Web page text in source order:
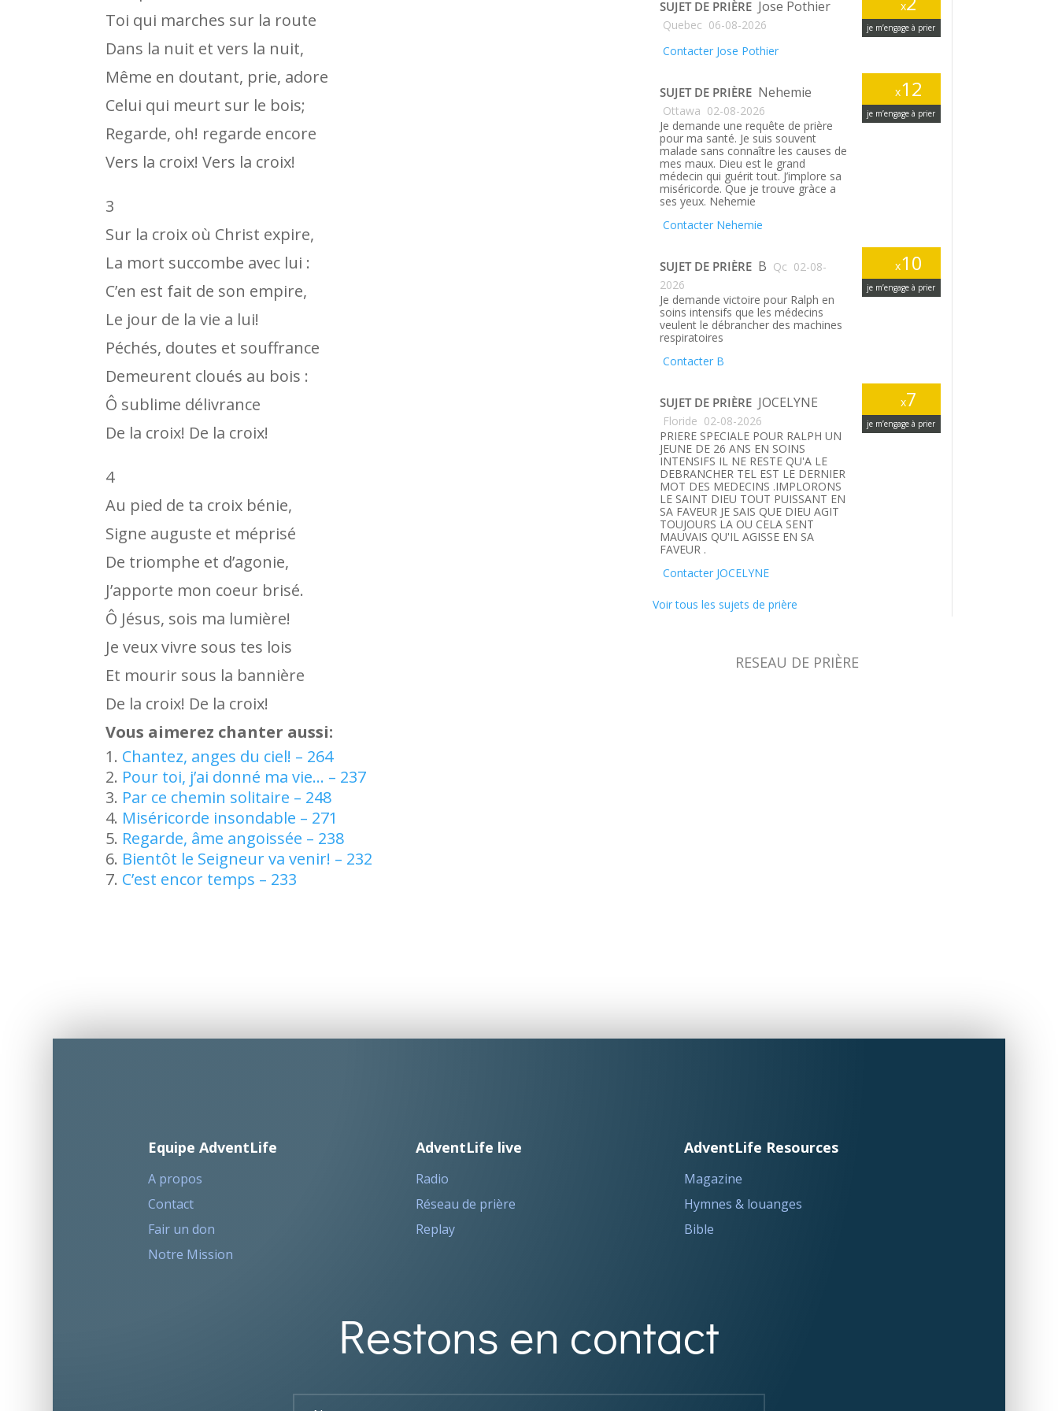
Toi qui marches sur la route
Dans la nuit et vers la nuit,
Même en doutant, prie, adore
Celui qui meurt sur le bois;
Regarde, oh! regarde encore
Vers la croix! Vers la croix!
3
Sur la croix où Christ expire,
La mort succombe avec lui :
C’en est fait de son empire,
Le jour de la vie a lui!
Péchés, doutes et souffrance
Demeurent cloués au bois :
Ô sublime délivrance
De la croix! De la croix!
4
Au pied de ta croix bénie,
Signe auguste et méprisé
De triomphe et d’agonie,
J’apporte mon coeur brisé.
Ô Jésus, sois ma lumière!
Je veux vivre sous tes lois
Et mourir sous la bannière
De la croix! De la croix!
Vous aimerez chanter aussi:
Chantez, anges du ciel! – 264
Pour toi, j’ai donné ma vie… – 237
Par ce chemin solitaire – 248
Miséricorde insondable – 271
Regarde, âme angoissée – 238
Bientôt le Seigneur va venir! – 232
C’est encor temps – 233
x
je m’engage à prier
SUJET DE PRIÈRE Jose Pothier
Quebec 06-08-2026
Contacter Jose Pothier
x12
je m’engage à prier
SUJET DE PRIÈRE Nehemie
Ottawa 02-08-2026
Je demande une requête de prière
pour ma santé. Je suis souvent
malade sans connaître les causes de
mes maux. Dieu est le grand
médecin qui guérit tout. J’implore sa
miséricorde. Que je trouve gràce a
ses yeux. Nehemie
Contacter Nehemie
x10
je m’engage à prier
SUJET DE PRIÈRE B Qc 02-08-
2026
Je demande victoire pour Ralph en
soins intensifs que les médecins
veulent le débrancher des machines
respiratoires
Contacter B
x7
je m’engage à prier
SUJET DE PRIÈRE JOCELYNE
Floride 02-08-2026
PRIERE SPECIALE POUR RALPH UN
JEUNE DE 26 ANS EN SOINS
INTENSIFS IL NE RESTE QU'A LE
DEBRANCHER TEL EST LE DERNIER
MOT DES MEDECINS .IMPLORONS
LE SAINT DIEU TOUT PUISSANT EN
SA FAVEUR JE SAIS QUE DIEU AGIT
TOUJOURS LA OU CELA SENT
MAUVAIS QU'IL AGISSE EN SA
FAVEUR .
Contacter JOCELYNE
Voir tous les sujets de prière
RESEAU DE PRIÈRE
Equipe AdventLife
A propos
Contact
Fair un don
Notre Mission
AdventLife live
Radio
Réseau de prière
Replay
AdventLife Resources
Magazine
Hymnes & louanges
Bible
Restons en contact